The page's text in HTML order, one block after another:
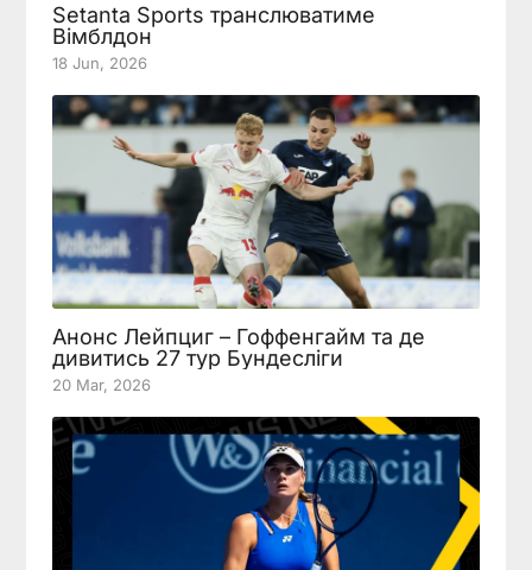
Setanta Sports транслюватиме
Вімблдон
18 Jun, 2026
Анонс Лейпциг – Гоффенгайм та де
дивитись 27 тур Бундесліги
20 Mar, 2026